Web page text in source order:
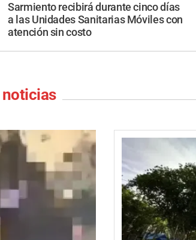
Sarmiento recibirá durante cinco días
a las Unidades Sanitarias Móviles con
atención sin costo
noticias